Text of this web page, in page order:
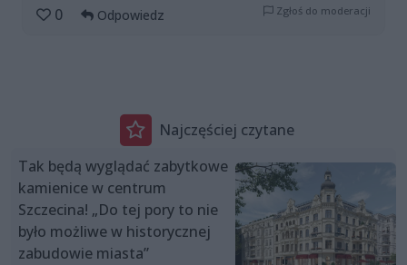
0
Odpowiedz Zgłoś do moderacji
Najczęściej czytane
Tak będą wyglądać zabytkowe
kamienice w centrum
Szczecina! „Do tej pory to nie
było możliwe w historycznej
zabudowie miasta”